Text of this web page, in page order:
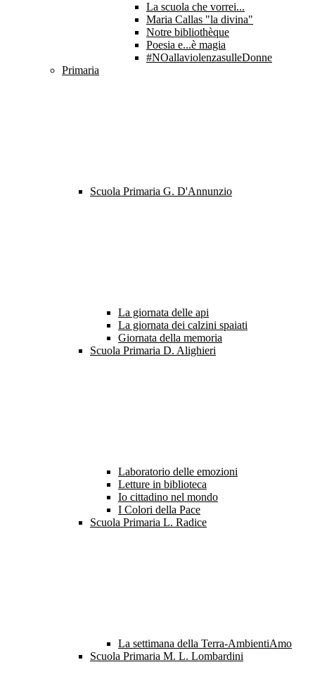
La scuola che vorrei...
Maria Callas "la divina"
Notre bibliothèque
Poesia e...è magia
#NOallaviolenzasulleDonne
Primaria
Scuola Primaria G. D'Annunzio
La giornata delle api
La giornata dei calzini spaiati
Giornata della memoria
Scuola Primaria D. Alighieri
Laboratorio delle emozioni
Letture in biblioteca
Io cittadino nel mondo
I Colori della Pace
Scuola Primaria L. Radice
La settimana della Terra-AmbientiAmo
Scuola Primaria M. L. Lombardini